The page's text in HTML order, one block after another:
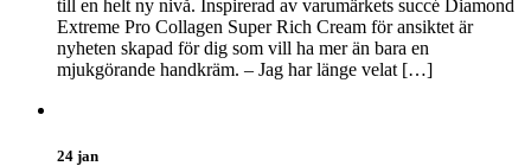
till en helt ny nivå. Inspirerad av varumärkets succé Diamond
Extreme Pro Collagen Super Rich Cream för ansiktet är
nyheten skapad för dig som vill ha mer än bara en
mjukgörande handkräm. – Jag har länge velat […]
24 jan